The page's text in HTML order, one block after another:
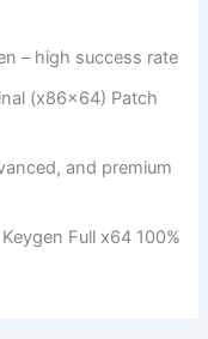
– high success rate
(x86x64) Patch
and premium
Full x64 100%